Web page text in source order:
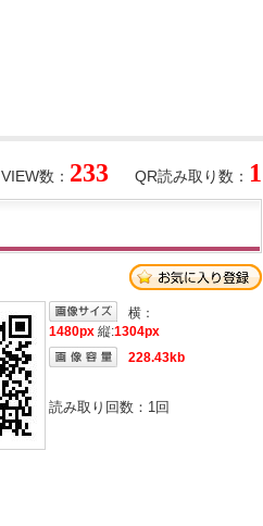
QR読み取り数： 1
VIEW数： 233
横：
1480px 縦:1304px
228.43kb
読み取り回数： 1回